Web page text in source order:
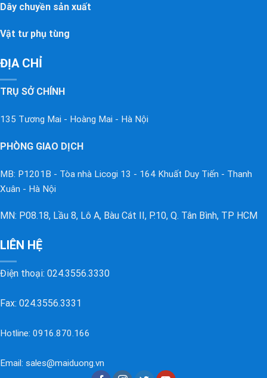
Dây chuyền sản xuất
Vật tư phụ tùng
ĐỊA CHỈ
TRỤ SỞ CHÍNH
135 Tương Mai - Hoàng Mai - Hà Nội
PHÒNG GIAO DỊCH
MB: P1201B - Tòa nhà Licogi 13 - 164 Khuất Duy Tiến - Thanh
Xuân - Hà Nội
MN: P08.18, Lầu 8, Lô A, Bàu Cát II, P.10, Q. Tân Bình, TP HCM
LIÊN HỆ
Điện thoại: 024.3556.3330
Fax: 024.3556.3331
Hotline: 0916.870.166
Email: sales@maiduong.vn